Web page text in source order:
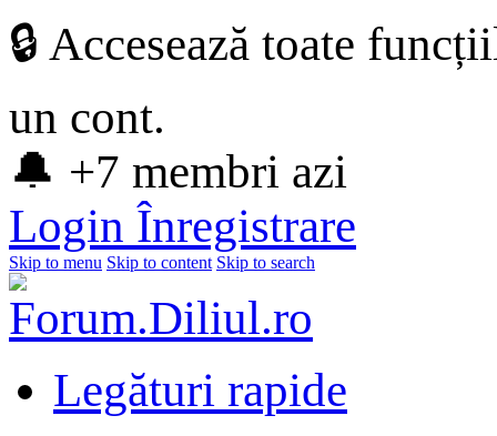
🔒 Accesează toate
un cont.
🔔 +7 membri azi
Login Înregistrare
Skip to menu Skip to content Skip to search
Legături rapide